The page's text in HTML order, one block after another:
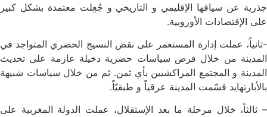
جذرية عن سياقها الإقليمي و التاريخي و جُعِلت معتمدة بشكل كبير
على الإقتصادات الأوروبية.
-ثانياً، عملت إدارة المستعمر على نقض النسيج الحضري المتواجد في
المدينة من خلال فرض سياسات حضرية دخيلة عازمة على تحديث
المدينة و المجتمع المراكشيين بأي ثمن. ثم من خلال سياسات شبيهة
بالأبارتهايد قسّمت المدينة عرقياً و طبقيّاً.
– ثالثاً، خلال مرحلة ما بعد الإستقلال، عملت الدولة المغربية على